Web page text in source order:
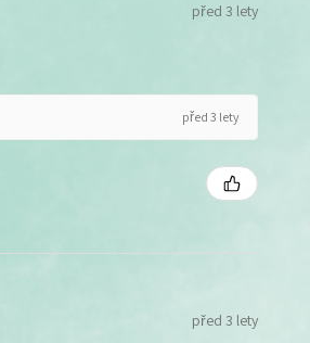
před 3 lety
před 3 lety
před 3 lety